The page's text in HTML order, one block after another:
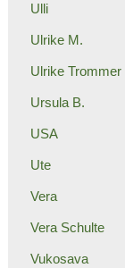
Ulli
Ulrike M.
Ulrike Trommer
Ursula B.
USA
Ute
Vera
Vera Schulte
Vukosava